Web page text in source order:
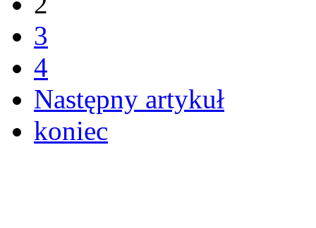
3
4
Następny artykuł
koniec